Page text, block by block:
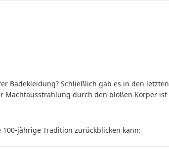
Badekleidung? Schließlich gab es in den
durch den bloßen Körper
jährige Tradition zurückblicken kann: